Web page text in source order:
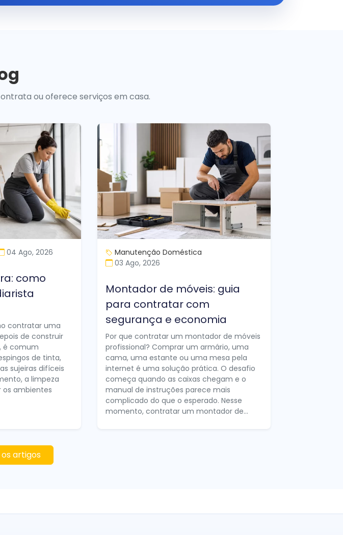
ou oferece serviços em casa.
04 Ago, 2026
como
contratar uma
de construir
é comum
de tinta,
sujeiras difíceis
a limpeza
os ambientes
Manutenção Doméstica
03 Ago, 2026
Montador de móveis: guia
para contratar com
segurança e economia
Por que contratar um montador de móveis
profissional? Comprar um armário, uma
cama, uma estante ou uma mesa pela
internet é uma solução prática. O desafio
começa quando as caixas chegam e o
manual de instruções parece mais
complicado do que o esperado. Nesse
momento, contratar um montador de...
artigos